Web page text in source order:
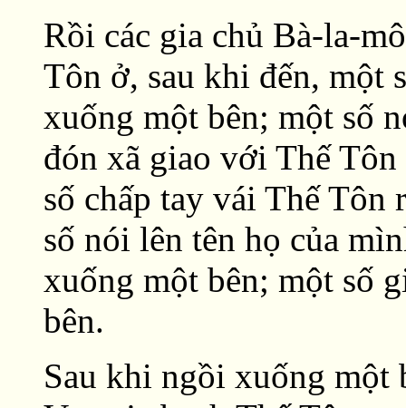
Rồi các gia chủ Bà-la-
Tôn ở, sau khi đến, một
xuống một bên; một số
đón xã giao với Thế
số chấp tay vái Thế
số nói lên tên họ của
xuống một bên; một số
bên.
Sau khi ngồi xuống một